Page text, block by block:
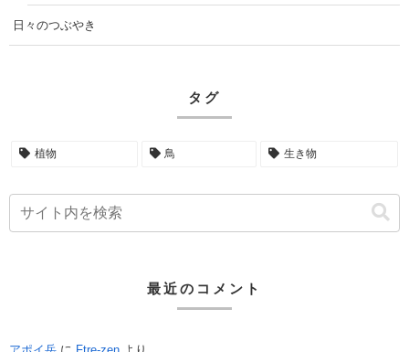
日々のつぶやき
タグ
植物 鳥 生き物
最近のコメント